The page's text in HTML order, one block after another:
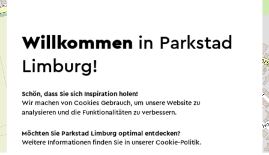
©OpenStreetMap
Willkommen in Parkstad
Limburg!
Schön, dass Sie sich Inspiration holen!
Wir machen von Cookies Gebrauch, um unsere Website zu
analysieren und die Funktionalitäten zu verbessern.
Möchten Sie Parkstad Limburg optimal entdecken?
Weitere Informationen finden Sie in unsererCookie-Politik.